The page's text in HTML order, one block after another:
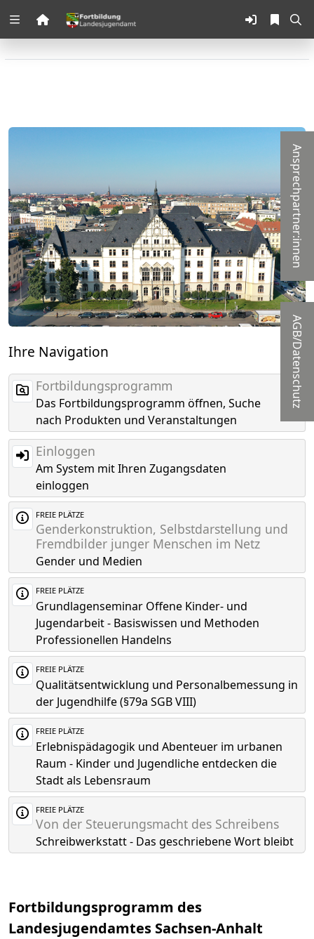
Zuklappen
Loading
Loading
Loading Ansprechpartner:innen
AGB/Datenschutz
Ihre Navigation
Fortbildungsprogramm
Das Fortbildungsprogramm öffnen, Suche
nach Produkten und Veranstaltungen
Einloggen
Am System mit Ihren Zugangsdaten
einloggen
FREIE PLÄTZE
Genderkonstruktion, Selbstdarstellung und
Fremdbilder junger Menschen im Netz
Gender und Medien
FREIE PLÄTZE
Grundlagenseminar Offene Kinder- und
Jugendarbeit - Basiswissen und Methoden
Professionellen Handelns
FREIE PLÄTZE
Qualitätsentwicklung und Personalbemessung in
der Jugendhilfe (§79a SGB VIII)
FREIE PLÄTZE
Erlebnispädagogik und Abenteuer im urbanen
Raum - Kinder und Jugendliche entdecken die
Stadt als Lebensraum
FREIE PLÄTZE
Von der Steuerungsmacht des Schreibens
Schreibwerkstatt - Das geschriebene Wort bleibt
Fortbildungsprogramm des
Landesjugendamtes Sachsen-Anhalt